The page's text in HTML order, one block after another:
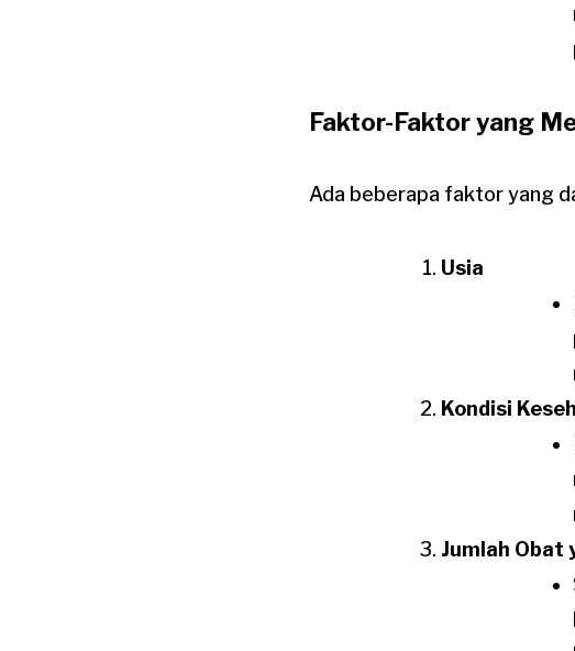
Faktor-Faktor yang
Ada beberapa faktor yang
Usia
Kondisi
Jumlah Obat